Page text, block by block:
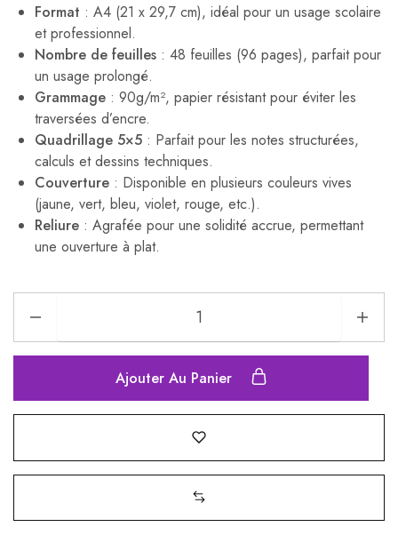
Format : A4 (21 x 29,7 cm), idéal pour un usage scolaire
et professionnel.
Nombre de feuilles : 48 feuilles (96 pages), parfait pour
un usage prolongé.
Grammage : 90g/m², papier résistant pour éviter les
traversées d’encre.
Quadrillage 5×5 : Parfait pour les notes structurées,
calculs et dessins techniques.
Couverture : Disponible en plusieurs couleurs vives
(jaune, vert, bleu, violet, rouge, etc.).
Reliure : Agrafée pour une solidité accrue, permettant
une ouverture à plat.
Ajouter Au Panier